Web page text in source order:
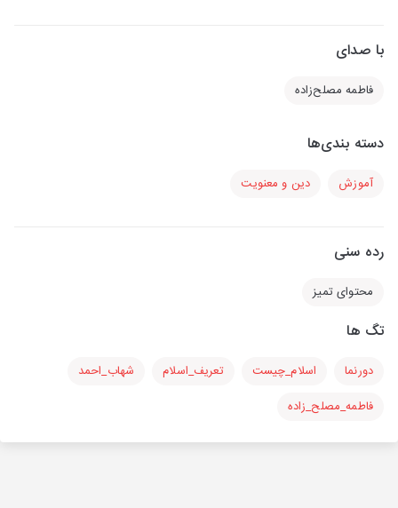
با صدای
فاطمه مصلح‌زاده
دسته بندی‌ها
آموزش دین و معنویت
رده سنی
محتوای تمیز
تگ ها
دورنما اسلام_چیست تعریف_اسلام
شهاب_احمد
فاطمه_مصلح_زاده